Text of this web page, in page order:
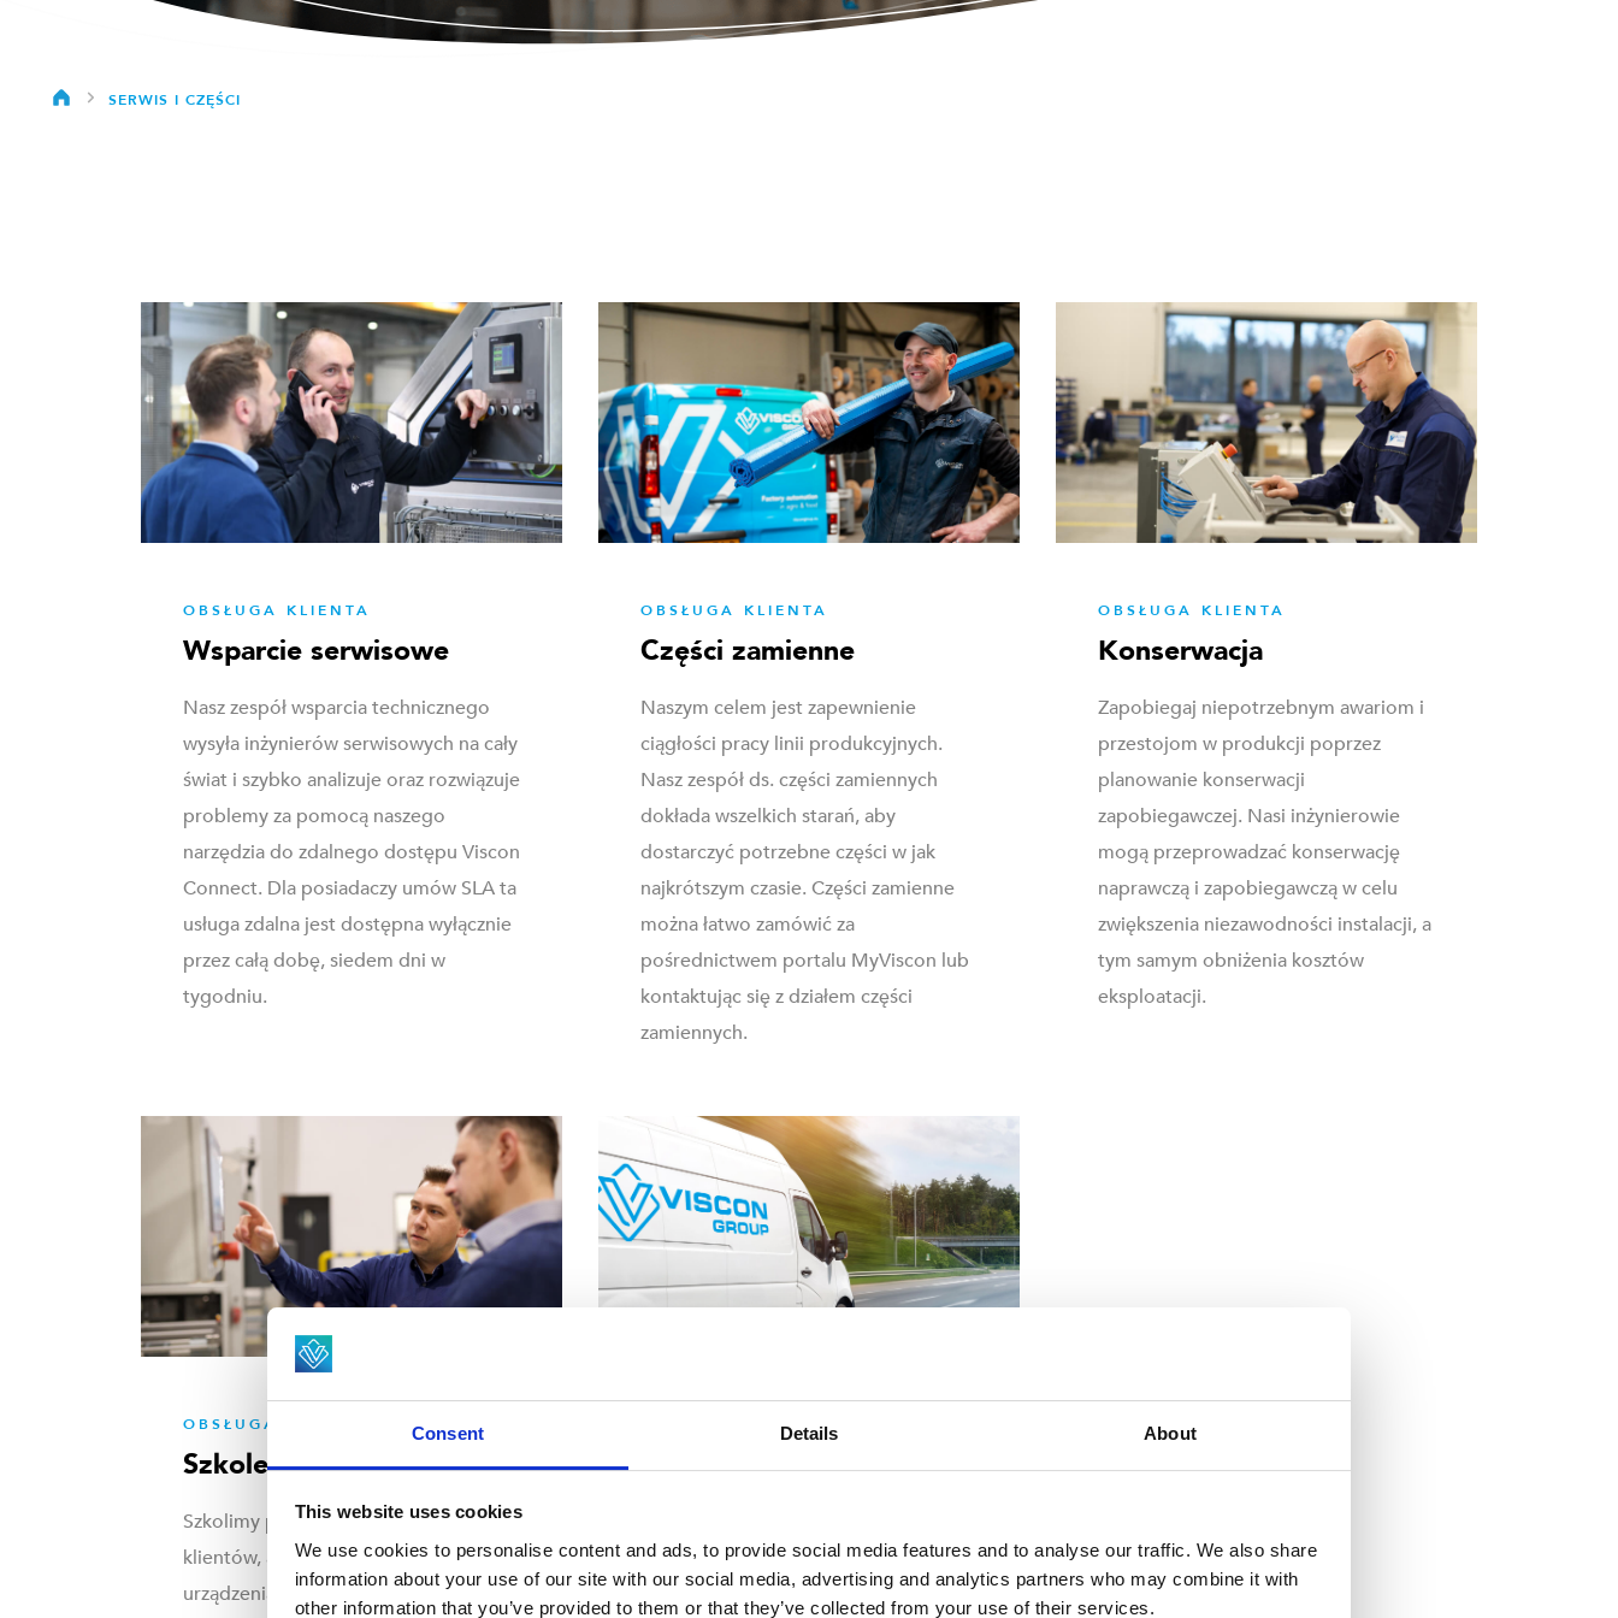
Consent Details About
This website uses cookies
We use cookies to personalise content and ads, to provide social media features and to analyse our traffic. We also share
information about your use of our site with our social media, advertising and analytics partners who may combine it with
other information that you’ve provided to them or that they’ve collected from your use of their services.
SERWIS I CZĘŚCI
OBSŁUGA KLIENTA
Wsparcie serwisowe
Nasz zespół wsparcia technicznego
wysyła inżynierów serwisowych na cały
świat i szybko analizuje oraz rozwiązuje
problemy za pomocą naszego
narzędzia do zdalnego dostępu Viscon
Connect. Dla posiadaczy umów SLA ta
usługa zdalna jest dostępna wyłącznie
przez całą dobę, siedem dni w
tygodniu.
OBSŁUGA KLIENTA
Części zamienne
Naszym celem jest zapewnienie
ciągłości pracy linii produkcyjnych.
Nasz zespół ds. części zamiennych
dokłada wszelkich starań, aby
dostarczyć potrzebne części w jak
najkrótszym czasie. Części zamienne
można łatwo zamówić za
pośrednictwem portalu MyViscon lub
kontaktując się z działem części
zamiennych.
OBSŁUGA KLIENTA
Konserwacja
Zapobiegaj niepotrzebnym awariom i
przestojom w produkcji poprzez
planowanie konserwacji
zapobiegawczej. Nasi inżynierowie
mogą przeprowadzać konserwację
naprawczą i zapobiegawczą w celu
zwiększenia niezawodności instalacji, a
tym samym obniżenia kosztów
eksploatacji.
OBSŁUGA KLIENTA
Szkolenie
Szkolimy pracowników naszych
klientów, aby mogli lepiej poznać
urządzenia firmy Viscon. Nasi
OBSŁUGA KLIENTA
Obecność na rynku
Oferujemy kompleksową obsługę w
każdym kraju na świecie. Dzięki naszej